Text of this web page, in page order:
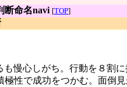
断命名navi [TOP]
も慢心しがち。行動を８割
極性で成功をつかむ。面倒